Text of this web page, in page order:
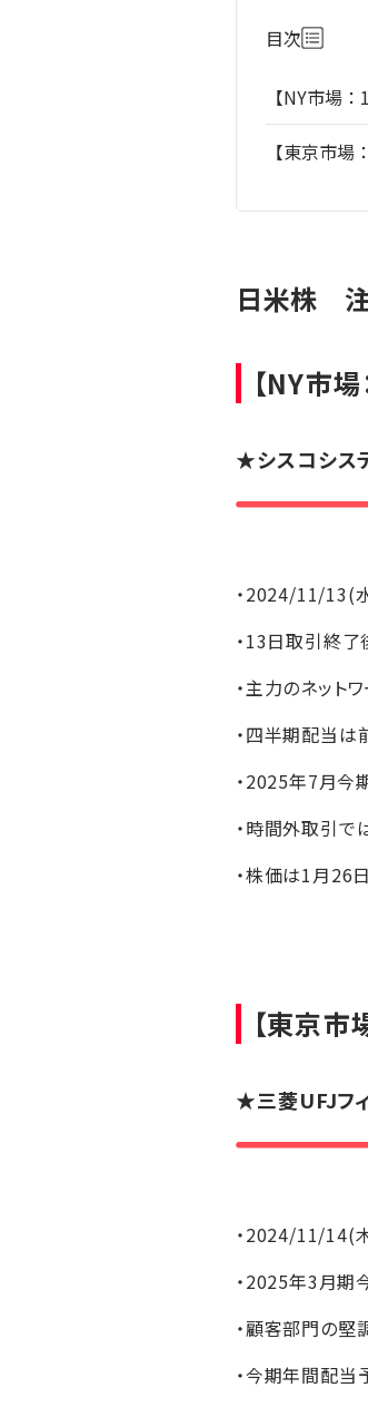
目次
【NY市場：
【東京市場
日米株 注
【NY市
★シスコシス
・2024/11/13(
・13日取引終
・主力のネット
・四半期配当
・2025年7月
・時間外取引で
・株価は1月26
【東京市
★三菱UFJフ
・2024/11/14(
・2025年3月
・顧客部門の
・今期年間配